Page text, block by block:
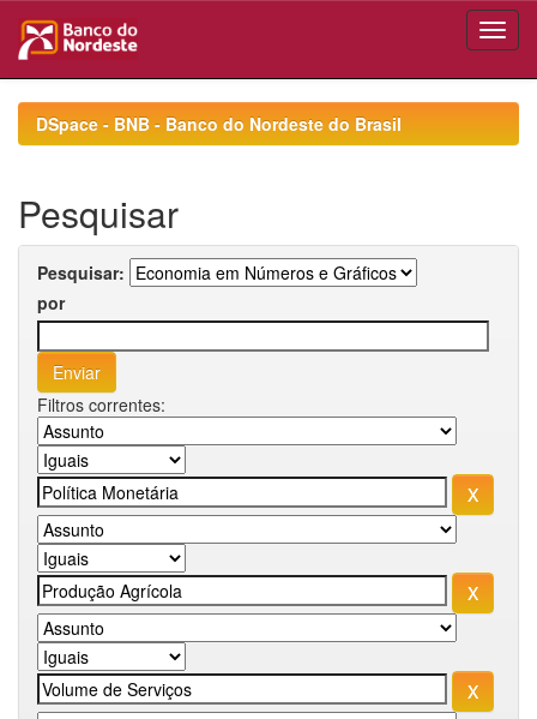
navigationDSpace - BNB - Banco do Nordeste do Brasil
Pesquisar
Pesquisar:
por
Filtros correntes: